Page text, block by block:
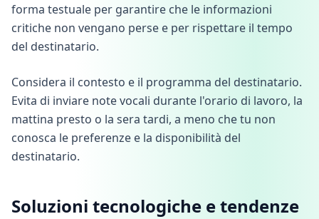
forma testuale per garantire che le informazioni
critiche non vengano perse e per rispettare il tempo
del destinatario.
Considera il contesto e il programma del destinatario.
Evita di inviare note vocali durante l'orario di lavoro, la
mattina presto o la sera tardi, a meno che tu non
conosca le preferenze e la disponibilità del
destinatario.
Soluzioni tecnologiche e tendenze